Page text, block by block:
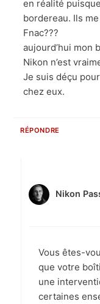
en réalité
bordereau. Ils
Fnac???
aujourd’hui mon
Nikon n’est
Je suis déçu
chez eux.
RÉPONDRE
Nikon
Vous êtes-
que votre
une
certaines